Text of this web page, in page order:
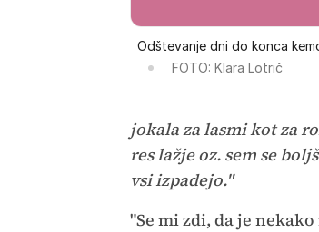
Odštevanje dni do konca
FOTO: Klara Lotrič
jokala za lasmi kot za
res lažje oz. sem se
vsi izpadejo."
"Se mi zdi, da je